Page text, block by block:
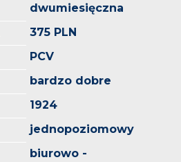
dwumiesięczna
375 PLN
PCV
bardzo dobre
1924
jednopoziomowy
biurowo -